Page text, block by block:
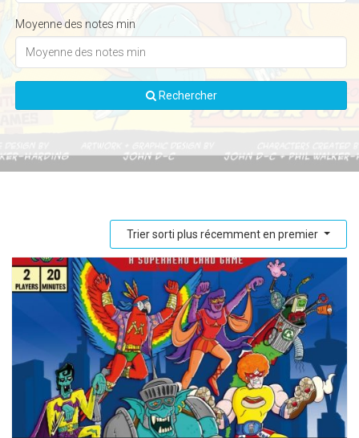
Moyenne des notes min
Rechercher
Trier sorti plus récemment en premier